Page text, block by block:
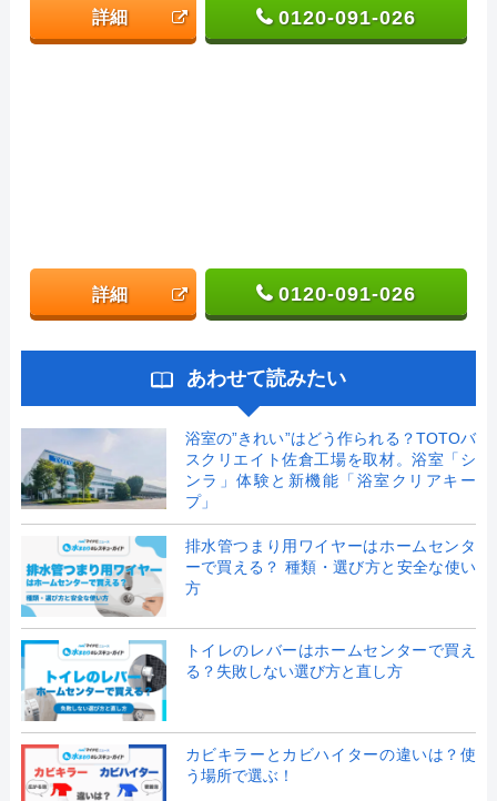
詳細 0120-091-026
詳細 0120-091-026
あわせて読みたい
浴室の”きれい”はどう作られる？TOTOバ
スクリエイト佐倉工場を取材。浴室「シ
ンラ」体験と新機能「浴室クリアキー
プ」
排水管つまり用ワイヤーはホームセンタ
ーで買える？ 種類・選び方と安全な使い
方
トイレのレバーはホームセンターで買え
る？失敗しない選び方と直し方
カビキラーとカビハイターの違いは？使
う場所で選ぶ！